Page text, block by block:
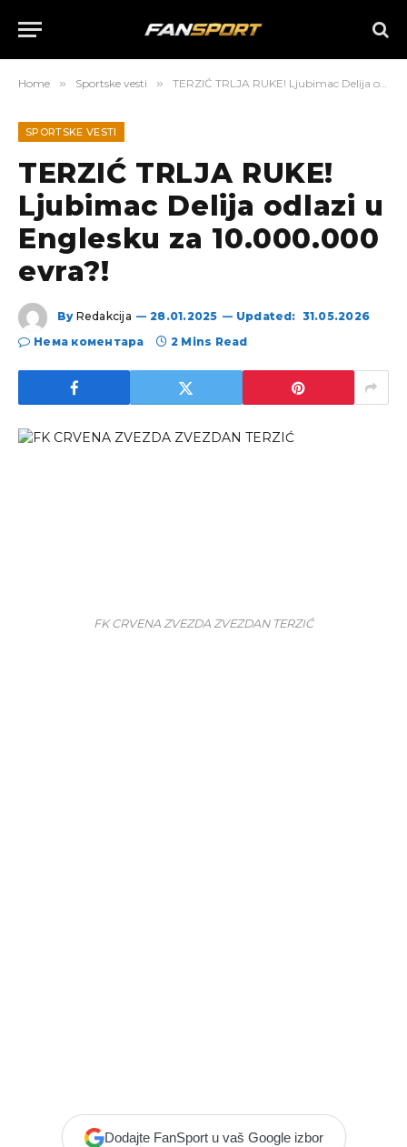
Home » Sportske vesti » TERZIĆ TRLJA RUKE! Ljubimac Delija odlazi u Englesku za 10.000.000 evra?!
SPORTSKE VESTI
TERZIĆ TRLJA RUKE!
Ljubimac Delija odlazi u
Englesku za 10.000.000
evra?!
By Redakcija 28.01.2025 Updated: 31.05.2026
Нема коментара
2 Mins Read
FK CRVENA ZVEZDA ZVEZDAN TERZIĆ
Dodajte FanSport u vaš Google izbor